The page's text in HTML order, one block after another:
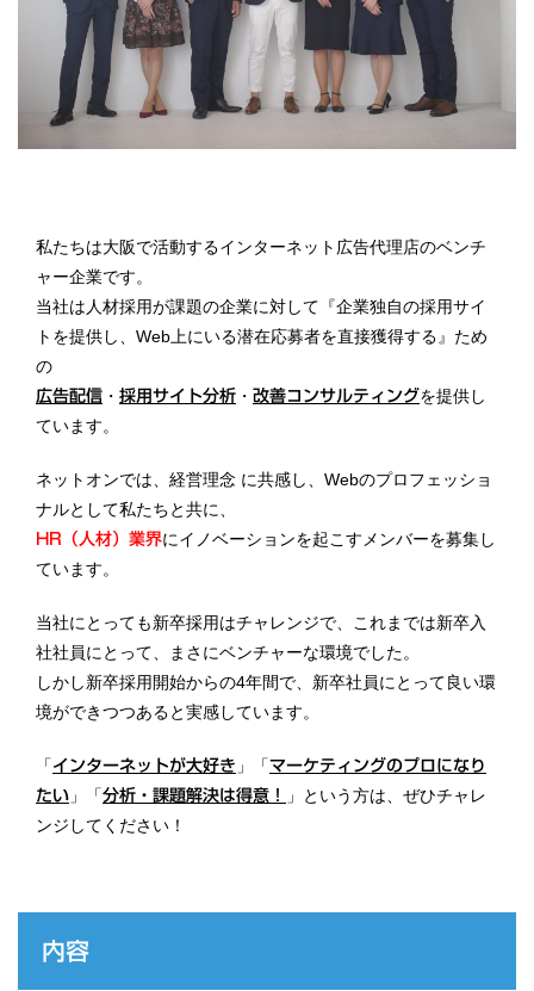
私たちは大阪で活動するインターネット広告代理店のベンチ
ャー企業です。
当社は人材採用が課題の企業に対して『企業独自の採用サイ
トを提供し、Web上にいる潜在応募者を直接獲得する』ため
の
広告配信 ・ 採用サイト分析 ・ 改善コンサルティングを提供し
ています。
ネットオンでは、経営理念 に共感し、Webのプロフェッショ
ナルとして私たちと共に、
HR（人材）業界にイノベーションを起こすメンバーを募集し
ています。
当社にとっても新卒採用はチャレンジで、これまでは新卒入
社社員にとって、まさにベンチャーな環境でした。
しかし新卒採用開始からの4年間で、新卒社員にとって良い環
境ができつつあると実感しています。
「インターネットが大好き 」「マーケティングのプロになり
たい 」「分析・課題解決は得意！
」という方は、ぜひチャレ
ンジしてください！
内容